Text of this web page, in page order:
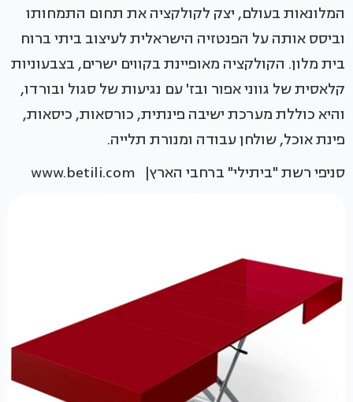
המלונאות בעולם, יצק לקולקציה את תחום התמחותו
וביסס אותה על הפנטזיה הישראלית לעיצוב ביתי ברוח
בית מלון. הקולקציה מאופיינת בקווים ישרים, בצבעוניות
קלאסית של גווני אפור ובז' עם נגיעות של סגול ובורדו,
והיא כוללת מערכת ישיבה פינתית, כורסאות, כיסאות,
פינת אוכל, שולחן עבודה ומנורת תלייה.
סניפי רשת "ביתילי" ברחבי הארץ| www.betili.com